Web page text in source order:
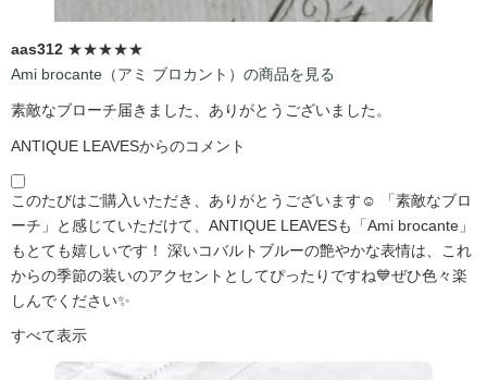
aas312 ★★★★★
Ami brocante（アミ ブロカント）の商品を見る
素敵なブローチ届きました、ありがとうございました。
ANTIQUE LEAVESからのコメント
このたびはご購入いただき、ありがとうございます☺️ 「素敵なブロ
ーチ」と感じていただけて、ANTIQUE LEAVESも「Ami brocante」
もとても嬉しいです！ 深いコバルトブルーの艶やかな表情は、これ
からの季節の装いのアクセントとしてぴったりですね💙ぜひ色々楽
しんでください✨
すべて表示